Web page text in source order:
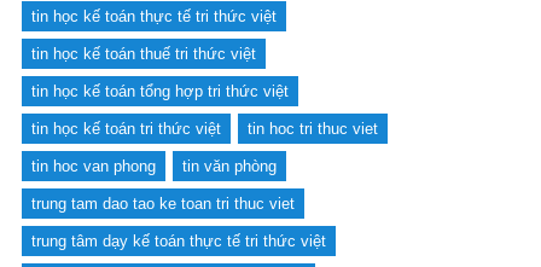
tin học kế toán thực tế tri thức việt
tin học kế toán thuế tri thức việt
tin học kế toán tổng hợp tri thức việt
tin học kế toán tri thức việt tin hoc tri thuc viet
tin hoc van phong tin văn phòng
trung tam dao tao ke toan tri thuc viet
trung tâm dạy kế toán thực tế tri thức việt